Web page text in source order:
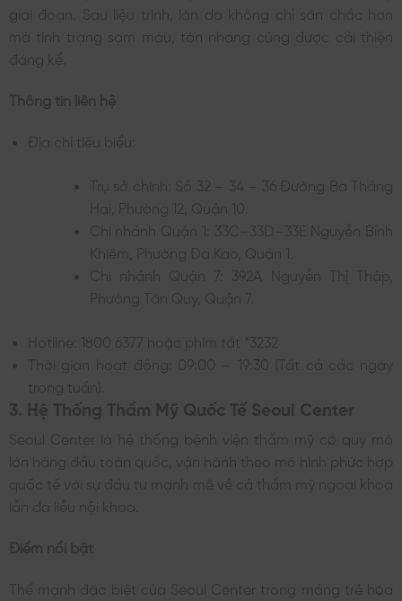
giai đoạn. Sau liệu trình, làn da không chỉ săn chắc hơn
mà tình trạng sạm màu, tàn nhang cũng được cải thiện
đáng kể.
Thông tin liên hệ
Địa chỉ tiêu biểu:
Trụ sở chính: Số 32 – 34 – 36 Đường Ba Tháng
Hai, Phường 12, Quận 10.
Chi nhánh Quận 1: 33C–33D–33E Nguyễn Bỉnh
Khiêm, Phường Đa Kao, Quận 1.
Chi nhánh Quận 7: 392A Nguyễn Thị Thập,
Phường Tân Quy, Quận 7.
Hotline: 1800 6377 hoặc phím tắt *3232
Thời gian hoạt động: 09:00 – 19:30 (Tất cả các ngày
trong tuần).
3. Hệ Thống Thẩm Mỹ Quốc Tế Seoul Center
Seoul Center là hệ thống bệnh viện thẩm mỹ có quy mô
lớn hàng đầu toàn quốc, vận hành theo mô hình phức hợp
quốc tế với sự đầu tư mạnh mẽ về cả thẩm mỹ ngoại khoa
lẫn da liễu nội khoa.
Điểm nổi bật
Thế mạnh đặc biệt của Seoul Center trong mảng trẻ hóa